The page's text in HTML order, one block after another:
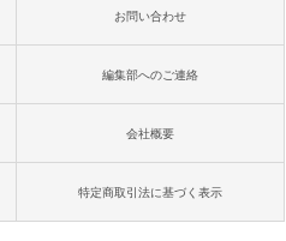
お問い合わせ
編集部へのご連絡
会社概要
特定商取引法に基づく表示